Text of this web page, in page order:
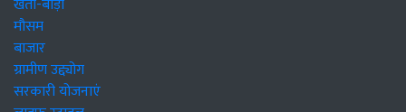
मौसम
बाजार
ग्रामीण उद्द्योग
सरकारी योजनाएं